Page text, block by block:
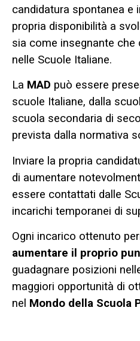
candidatura spontanea e
propria disponibilità a
sia come insegnante che
nelle Scuole Italiane.
La MAD può essere
scuole Italiane, dalla
scuola secondaria di
prevista dalla normativa
Inviare la propria
di aumentare
essere contattati dalle
incarichi temporanei di
Ogni incarico ottenuto
aumentare il proprio
guadagnare posizioni
maggiori opportunità di
nel Mondo della Scuola